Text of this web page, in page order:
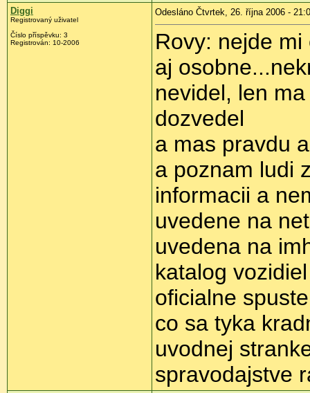
Diggi
Registrovaný uživatel
Číslo příspěvku: 3
Registrován: 10-2006
Odesláno Čtvrtek, 26. října 2006 -
Rovy: nejde
aj
nevidel, len
dozvedel
a mas pravdu
a poznam ludi
informacii a
uvedene na
uvedena na
katalog
oficialne
co sa tyka
uvodnej
spravodajstve